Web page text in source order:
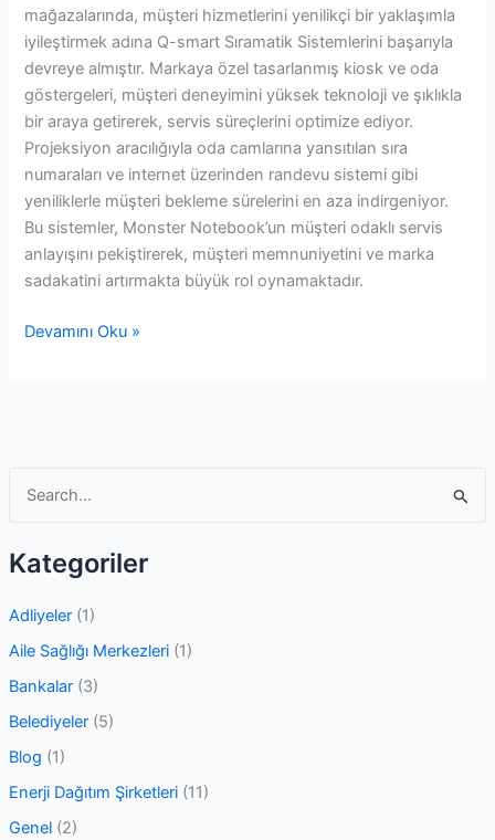
r
c
h
Kategoriler
Adliyeler(1)
Aile Sağlığı Merkezleri(1)
Bankalar(3)
Belediyeler(5)
Blog (1)
Enerji Dağıtım Şirketleri(11)
Genel(2)
mağazalarında, müşteri hizmetlerini yenilikçi bir yaklaşımla
iyileştirmek adına Q-smart Sıramatik Sistemlerini başarıyla
devreye almıştır. Markaya özel tasarlanmış kiosk ve oda
göstergeleri, müşteri deneyimini yüksek teknoloji ve şıklıkla
bir araya getirerek, servis süreçlerini optimize ediyor.
Projeksiyon aracılığıyla oda camlarına yansıtılan sıra
numaraları ve internet üzerinden randevu sistemi gibi
yeniliklerle müşteri bekleme sürelerini en aza indirgeniyor.
Bu sistemler, Monster Notebook’un müşteri odaklı servis
anlayışını pekiştirerek, müşteri memnuniyetini ve marka
sadakatini artırmakta büyük rol oynamaktadır.
Monster
Devamını Oku »